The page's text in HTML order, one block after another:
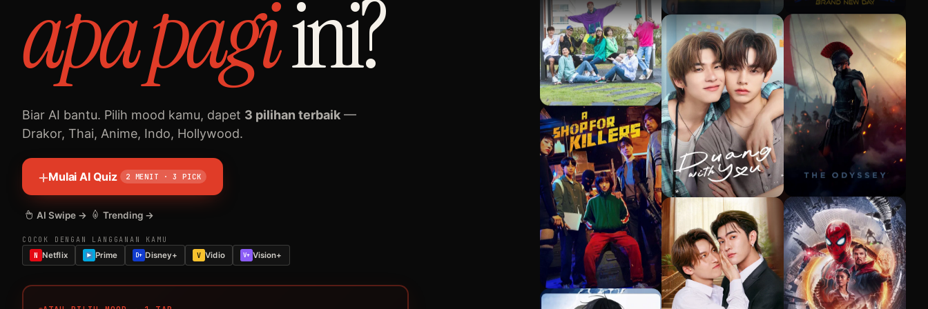
apa ini?
Biar AI bantu. Pilih mood kamu, dapet 3 pilihan terbaik —
Drakor, Thai, Anime, Indo, Hollywood.
Mulai AI Quiz 2 MENIT · 3 PICK
AI Swipe → Trending →
COCOK DENGAN LANGGANAN KAMU
N Netflix Prime D+ Disney+ V Vidio V+ Vision+